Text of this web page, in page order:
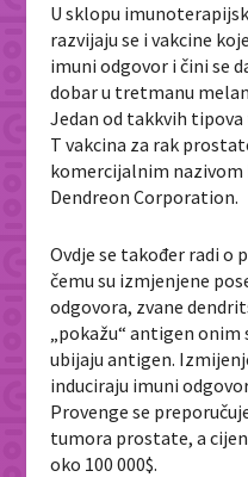
U sklopu
razvijaju se i vakcine
imuni odgovor i čini se
dobar u tretmanu
Jedan od takkvih
T vakcina za rak
komercijalnim nazivom
Dendreon Corporation.
Ovdje se također radi
čemu su izmjenjene
odgovora, zvane
„pokažu“ antigen
ubijaju antigen.
induciraju imuni
Provenge se
tumora prostate, a
oko 100 000$.